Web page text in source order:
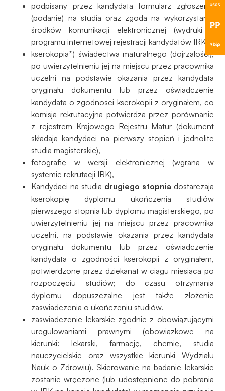
podpisany przez kandydata formularz zgłoszenia
(podanie) na studia oraz zgoda na wykorzystanie
środków komunikacji elektronicznej (wydruki z
programu internetowej rejestracji kandydatów IRK)
kserokopia*) świadectwa maturalnego (dojrzałości),
po uwierzytelnieniu jej na miejscu przez pracownika
uczelni na podstawie okazania przez kandydata
oryginału dokumentu lub przez oświadczenie
kandydata o zgodności kserokopii z oryginałem, co
komisja rekrutacyjna potwierdza przez porównanie
z rejestrem Krajowego Rejestru Matur (dokument
składają kandydaci na pierwszy stopień i jednolite
studia magisterskie),
fotografię w wersji elektronicznej (wgraną w
systemie rekrutacji IRK),
Kandydaci na studia drugiego stopnia dostarczają
kserokopię dyplomu ukończenia studiów
pierwszego stopnia lub dyplomu magisterskiego, po
uwierzytelnieniu jej na miejscu przez pracownika
uczelni, na podstawie okazania przez kandydata
oryginału dokumentu lub przez oświadczenie
kandydata o zgodności kserokopii z oryginałem,
potwierdzone przez dziekanat w ciągu miesiąca po
rozpoczęciu studiów; do czasu otrzymania
dyplomu dopuszczalne jest także złożenie
zaświadczenia o ukończeniu studiów.
zaświadczenie lekarskie zgodnie z obowiązującymi
uregulowaniami prawnymi (obowiązkowe na
kierunki: lekarski, farmację, chemię, studia
nauczycielskie oraz wszystkie kierunki Wydziału
Nauk o Zdrowiu). Skierowanie na badanie lekarskie
zostanie wręczone (lub udostępnione do pobrania
twojego
przejścia na nią.
Jeśli odrzucisz
te pliki cookie,
niektóre funkcje
znikną ze strony
internetowej.
Marketing
Udostępniając
zainteresowania i
podczas
strony, zwiększasz
szansę na
zobaczenie
spersonalizowanych
treści i ofert.